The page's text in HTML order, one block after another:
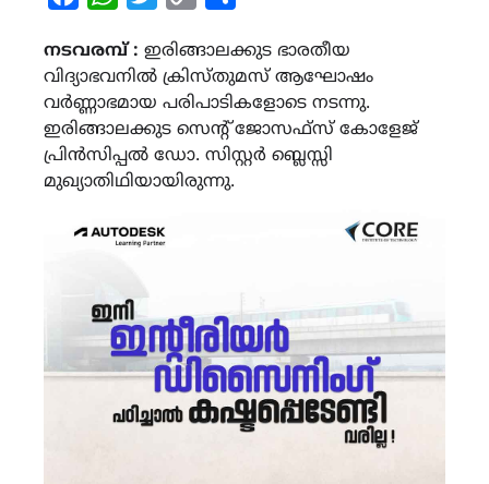
നടവരമ്പ് : ഇരിങ്ങാലക്കുട ഭാരതീയ
വിദ്യാഭവനിൽ ക്രിസ്തുമസ് ആഘോഷം
വർണ്ണാഭമായ പരിപാടികളോടെ നടന്നു.
ഇരിങ്ങാലക്കുട സെന്റ് ജോസഫ്സ് കോളേജ്
പ്രിൻസിപ്പൽ ഡോ. സിസ്റ്റർ ബ്ലെസ്സി
മുഖ്യാതിഥിയായിരുന്നു.